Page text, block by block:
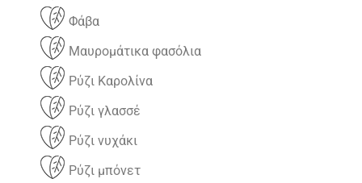
Φάβα
Μαυρομάτικα φασόλια
Ρύζι Καρολίνα
Ρύζι γλασσέ
Ρύζι νυχάκι
Ρύζι μπόνετ